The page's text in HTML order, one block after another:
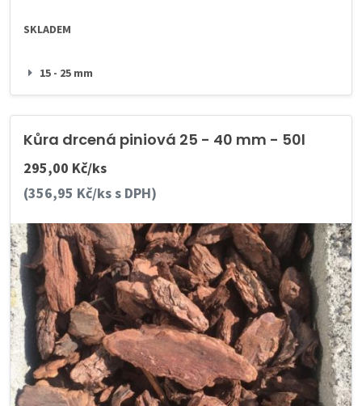
SKLADEM
15 - 25 mm
Kůra drcená piniová 25 - 40 mm - 50l
295,00 Kč/ks
(356,95 Kč/ks s DPH)